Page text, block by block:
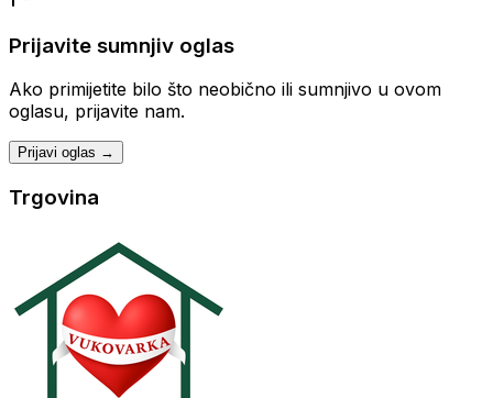
Prijavite sumnjiv oglas
Ako primijetite bilo što neobično ili sumnjivo u ovom
oglasu, prijavite nam.
Prijavi oglas →
Trgovina